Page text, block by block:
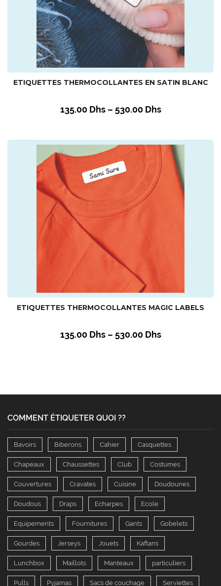
ETIQUETTES THERMOCOLLANTES EN SATIN BLANC
135.00 Dhs – 530.00 Dhs
ETIQUETTES THERMOCOLLANTES MAGIC LABELS
135.00 Dhs – 530.00 Dhs
COMMENT ÉTIQUETER QUOI ??
Bavoirs Biberons Cahier Casquettes
Chapeaux Chaussettes Club Costumes
Couvertures Cravates Cuisine Doudounes
Doudous Draps Echarpes Ecole
Equipements Fournitures Gants Gobelets
Gourdes Jerseys Jouets Kaftans
Lunchbox Maillots Manteaux particuliers
Pulls Pyjamas Sacs de couchage Serviettes